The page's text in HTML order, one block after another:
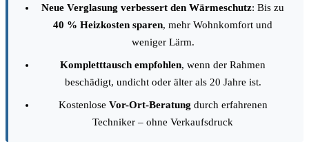
Neue Verglasung verbessert den Wärmeschutz: Bis zu
40 % Heizkosten sparen, mehr Wohnkomfort und
weniger Lärm.
Kompletttausch empfohlen, wenn der Rahmen
beschädigt, undicht oder älter als 20 Jahre ist.
Kostenlose Vor-Ort-Beratung durch erfahrenen
Techniker – ohne Verkaufsdruck